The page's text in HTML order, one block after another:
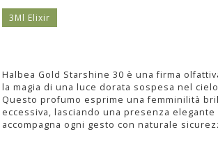
3Ml Elixir
Halbea Gold Starshine 30 è una firma
la magia di una luce dorata sospesa nel
Questo profumo esprime una femminilità
eccessiva, lasciando una presenza elegante
accompagna ogni gesto con naturale